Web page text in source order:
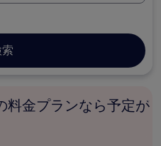
料金プランなら予定が